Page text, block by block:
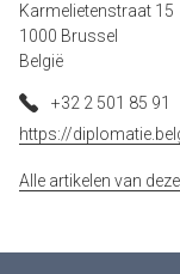
Karmelietenstraat 15
1000 Brussel
België
+32 2 501 85 91
https://
Alle artikelen van